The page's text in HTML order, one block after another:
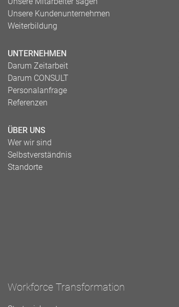
Unsere Kundenunternehmen
Weiterbildung
UNTERNEHMEN
Darum Zeitarbeit
Darum CONSULT
Personalanfrage
Referenzen
ÜBER UNS
Wer wir sind
Selbstverständnis
Standorte
Workforce Transformation